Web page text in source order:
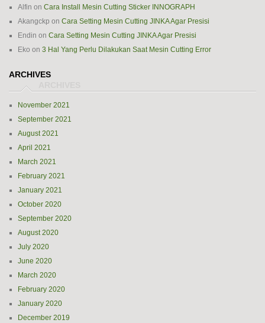
Alfin on Cara Install Mesin Cutting Sticker INNOGRAPH
Akangckp on Cara Setting Mesin Cutting JINKA Agar Presisi
Endin on Cara Setting Mesin Cutting JINKA Agar Presisi
Eko on 3 Hal Yang Perlu Dilakukan Saat Mesin Cutting Error
ARCHIVES
November 2021
September 2021
August 2021
April 2021
March 2021
February 2021
January 2021
October 2020
September 2020
August 2020
July 2020
June 2020
March 2020
February 2020
January 2020
December 2019